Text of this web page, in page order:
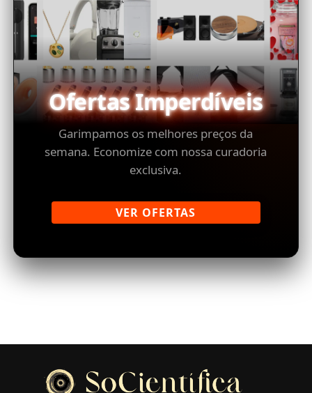
Ofertas Imperdíveis
Garimpamos os melhores preços da
semana. Economize com nossa curadoria
exclusiva.
VER OFERTAS